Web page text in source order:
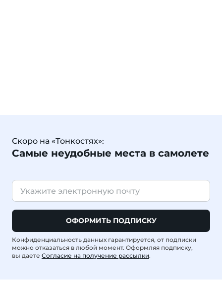
Скоро на «Тонкостях»:
Самые неудобные места в самолете
ОФОРМИТЬ ПОДПИСКУ
Конфиденциальность данных гарантируется, от подписки
можно отказаться в любой момент. Оформляя подписку,
вы даете Согласие на получение рассылки.